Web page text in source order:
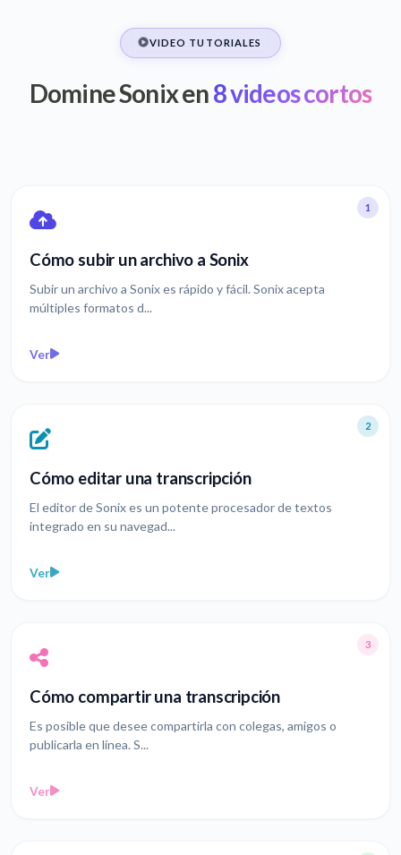
VIDEO TUTORIALES
Domine Sonix en8 videos cortos
1
Cómo subir un archivo a Sonix
Subir un archivo a Sonix es rápido y fácil. Sonix acepta
múltiples formatos d...
Ver
2
Cómo editar una transcripción
El editor de Sonix es un potente procesador de textos
integrado en su navegad...
Ver
3
Cómo compartir una transcripción
Es posible que desee compartirla con colegas, amigos o
publicarla en línea. S...
Ver